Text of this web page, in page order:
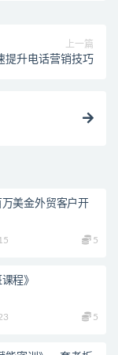
上一篇
提升电话营销技巧
美金外贸客户开
5
程》
5